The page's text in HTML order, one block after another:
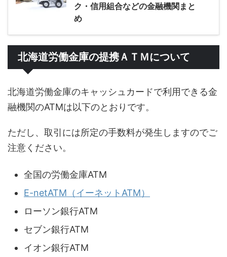
ク・信用組合などの金融機関まと
め
北海道労働金庫の提携ＡＴＭについて
北海道労働金庫のキャッシュカードで利用できる金
融機関のATMは以下のとおりです。
ただし、取引には所定の手数料が発生しますのでご
注意ください。
全国の労働金庫ATM
E-netATM（イーネットATM）
ローソン銀行ATM
セブン銀行ATM
イオン銀行ATM